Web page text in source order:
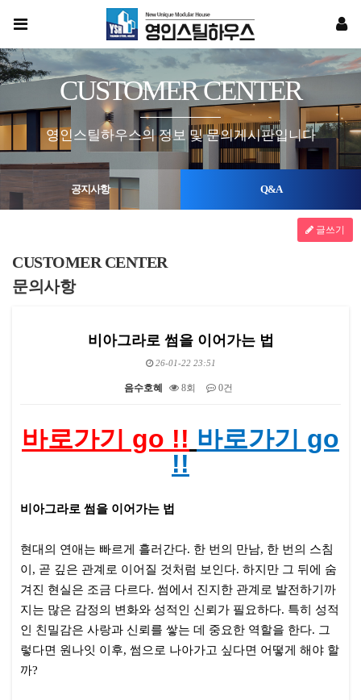
CUSTOMER CENTER
영인스틸하우스의 정보 및 문의게시판입니다
공지사항 Q&A
CUSTOMER CENTER
문의사항
글쓰기
비아그라로 썸을 이어가는 법
26-01-22 23:51
음수호혜 8회 0건
본문
바로가기 go !! 바로가기 go
!!
비아그라로 썸을 이어가는 법
현대의 연애는 빠르게 흘러간다. 한 번의 만남, 한 번의 스침
이, 곧 깊은 관계로 이어질 것처럼 보인다. 하지만 그 뒤에 숨
겨진 현실은 조금 다르다. 썸에서 진지한 관계로 발전하기까
지는 많은 감정의 변화와 성적인 신뢰가 필요하다. 특히 성적
인 친밀감은 사랑과 신뢰를 쌓는 데 중요한 역할을 한다. 그
렇다면 원나잇 이후, 썸으로 나아가고 싶다면 어떻게 해야 할
까?